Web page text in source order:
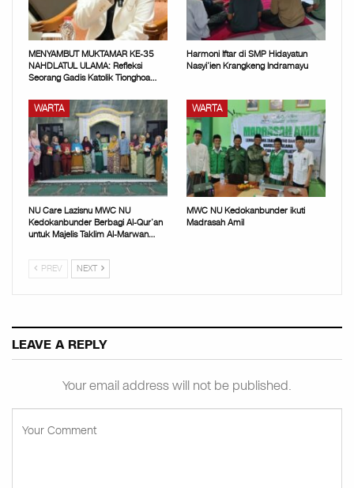
MENYAMBUT MUKTAMAR KE-35
NAHDLATUL ULAMA: Refleksi
Seorang Gadis Katolik Tionghoa…
Harmoni Iftar di SMP Hidayatun
Nasyi’ien Krangkeng Indramayu
WARTA
NU Care Lazisnu MWC NU
Kedokanbunder Berbagi Al-Qur’an
untuk Majelis Taklim Al-Marwan…
WARTA
MWC NU Kedokanbunder ikuti
Madrasah Amil
PREV NEXT
LEAVE A REPLY
Your email address will not be published.